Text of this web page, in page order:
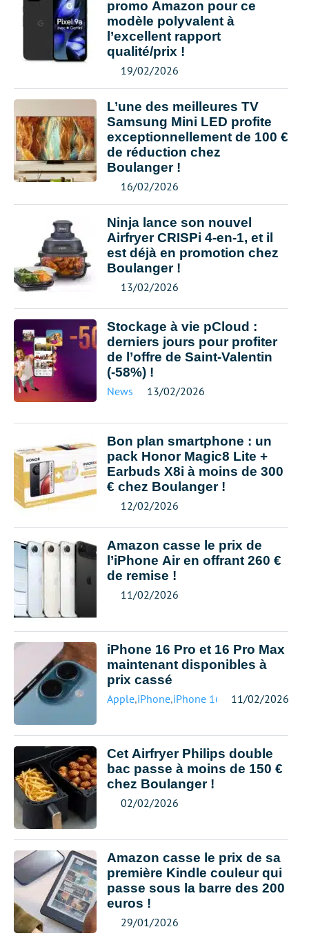
promo Amazon pour ce
modèle polyvalent à
l’excellent rapport
qualité/prix !
19/02/2026
L’une des meilleures TV
Samsung Mini LED profite
exceptionnellement de 100 €
de réduction chez
Boulanger !
16/02/2026
Ninja lance son nouvel
Airfryer CRISPi 4-en-1, et il
est déjà en promotion chez
Boulanger !
13/02/2026
Stockage à vie pCloud :
derniers jours pour profiter
de l’offre de Saint-Valentin
(-58%) !
News 13/02/2026
Bon plan smartphone : un
pack Honor Magic8 Lite +
Earbuds X8i à moins de 300
€ chez Boulanger !
12/02/2026
Amazon casse le prix de
l’iPhone Air en offrant 260 €
de remise !
11/02/2026
iPhone 16 Pro et 16 Pro Max
maintenant disponibles à
prix cassé
Apple,iPhone,iPhone 16 11/02/2026
Cet Airfryer Philips double
bac passe à moins de 150 €
chez Boulanger !
02/02/2026
Amazon casse le prix de sa
première Kindle couleur qui
passe sous la barre des 200
euros !
29/01/2026